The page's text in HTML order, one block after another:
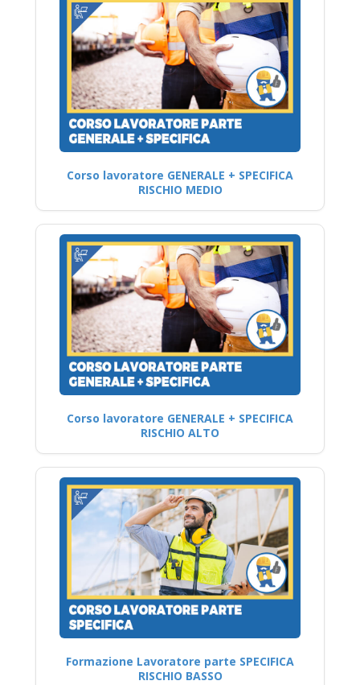
Corso lavoratore GENERALE + SPECIFICA
RISCHIO MEDIO
Corso lavoratore GENERALE + SPECIFICA
RISCHIO ALTO
Formazione Lavoratore parte SPECIFICA
RISCHIO BASSO